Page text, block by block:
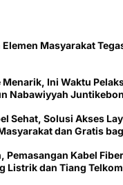
Masyarakat
Ini Waktu
Nabawiyyah
Sehat, Solusi Akses
dan Gratis
Pemasangan Kabel
Listrik dan Tiang Telkom